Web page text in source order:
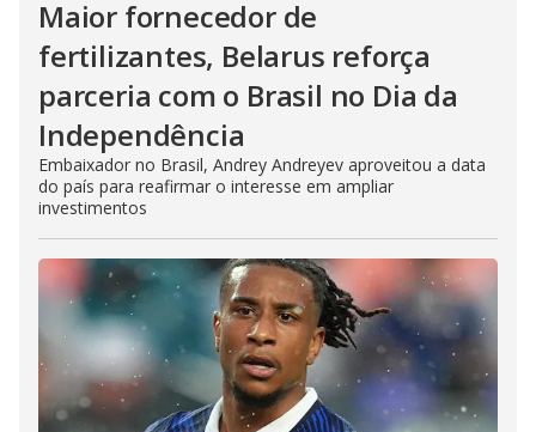
Maior fornecedor de
fertilizantes, Belarus reforça
parceria com o Brasil no Dia da
Independência
Embaixador no Brasil, Andrey Andreyev aproveitou a data
do país para reafirmar o interesse em ampliar
investimentos